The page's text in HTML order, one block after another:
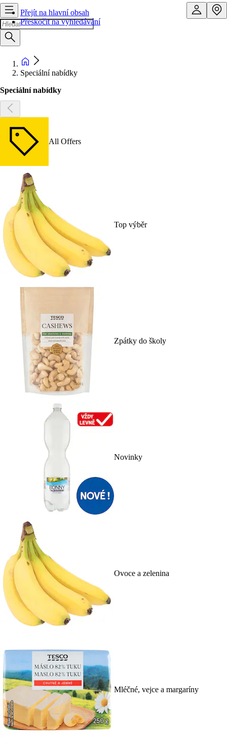
Přejít na hlavní obsah
Přeskočit na vyhledávání
Speciální nabídky
Speciální nabídky
All Offers
Top výběr
Zpátky do školy
Novinky
Ovoce a zelenina
Mléčné, vejce a margaríny